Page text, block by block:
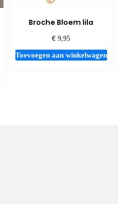
Broche Bloem lila
€ 9,95
Toevoegen aan winkelwagen